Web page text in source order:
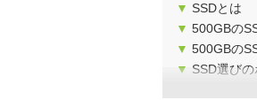
▼ SSDとは
▼ 500GBの
▼ 500GBの
▼ SSD選びの